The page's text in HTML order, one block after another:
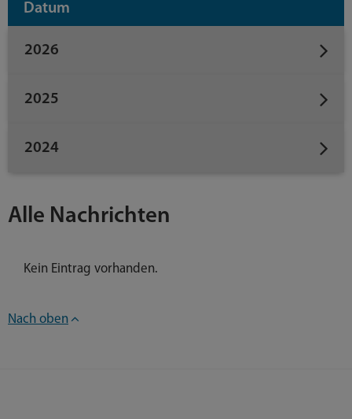
Alle Nachrichten
Kein Eintrag vorhanden.
Datum
2026
2025
2024
Nach oben